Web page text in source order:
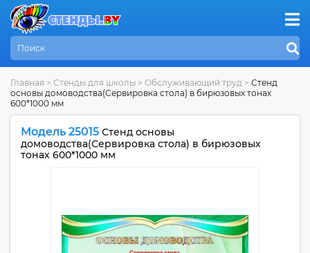
Главная > Стенды для школы > Обслуживающий труд > Стенд
основы домоводства(Сервировка стола) в бирюзовых тонах
600*1000 мм
Модель 25015 Стенд основы
домоводства(Сервировка стола) в бирюзовых
тонах 600*1000 мм